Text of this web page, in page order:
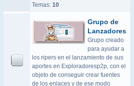
Temas: 10
Grupo de
Lanzadores
Grupo creado
para ayudar a
los ripers en el lanzamiento de sus
aportes en Exploradoresp2p, con el
objeto de conseguir crear fuentes
de los enlaces y de ese modo